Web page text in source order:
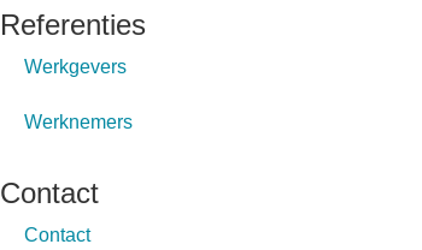
Referenties
Werkgevers
Werknemers
Contact
Contact